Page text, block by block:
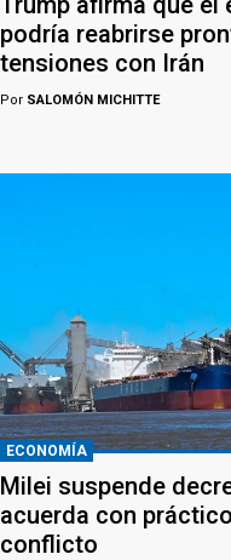
podría reabrirse
tensiones con Irán
Por SALOMÓN MICHITTE
ECONOMÍA
Milei suspende
acuerda con
conflicto